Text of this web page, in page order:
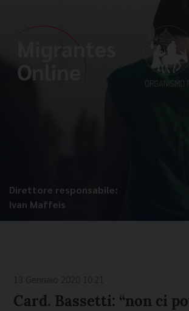
Direttore responsabile:
Ivan Maffeis
Card. Bassetti: “non ci